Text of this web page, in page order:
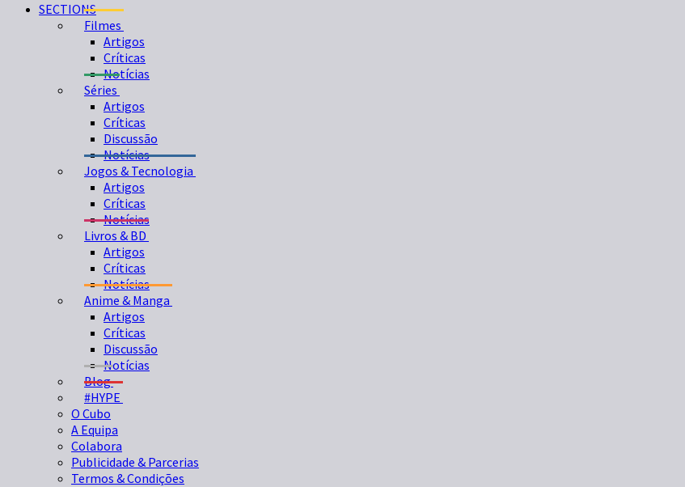
SECTIONS
Filmes
Artigos
Críticas
Notícias
Séries
Artigos
Críticas
Discussão
Notícias
Jogos & Tecnologia
Artigos
Críticas
Notícias
Livros & BD
Artigos
Críticas
Notícias
Anime & Manga
Artigos
Críticas
Discussão
Notícias
Blog
#HYPE
O Cubo
A Equipa
Colabora
Publicidade & Parcerias
Termos & Condições